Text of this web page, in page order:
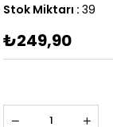
Stok Miktarı : 39
₺249,90